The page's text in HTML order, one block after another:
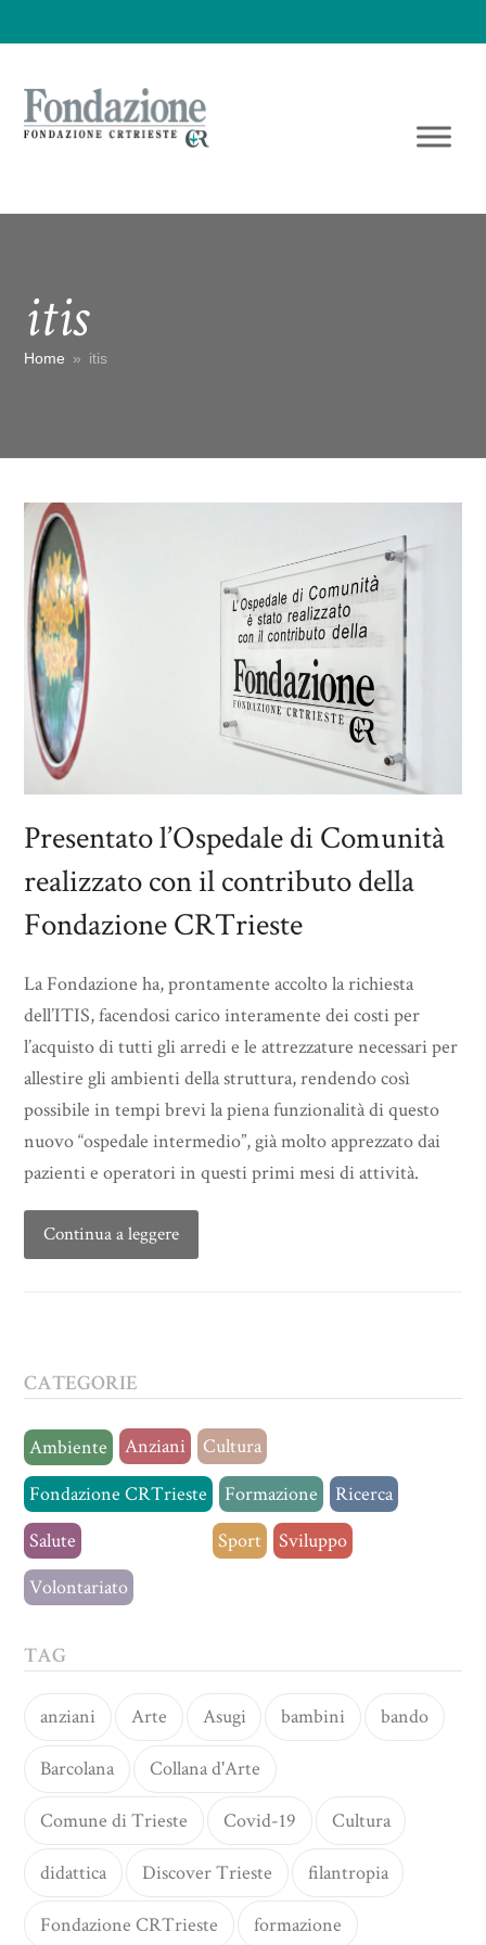
itis
Home » itis
Presentato l’Ospedale di Comunità
realizzato con il contributo della
Fondazione CRTrieste
La Fondazione ha, prontamente accolto la richiesta
dell’ITIS, facendosi carico interamente dei costi per
l’acquisto di tutti gli arredi e le attrezzature necessari per
allestire gli ambienti della struttura, rendendo così
possibile in tempi brevi la piena funzionalità di questo
nuovo “ospedale intermedio”, già molto apprezzato dai
pazienti e operatori in questi primi mesi di attività.
Continua a leggere
CATEGORIE
Ambiente Anziani
Cultura
Fondazione CRTrieste
Formazione
Ricerca
Salute
Sport
Sviluppo
Volontariato
TAG
anziani Arte Asugi bambini bando
Barcolana Collana d'Arte
Comune di Trieste Covid-19 Cultura
didattica Discover Trieste filantropia
Fondazione CRTrieste formazione